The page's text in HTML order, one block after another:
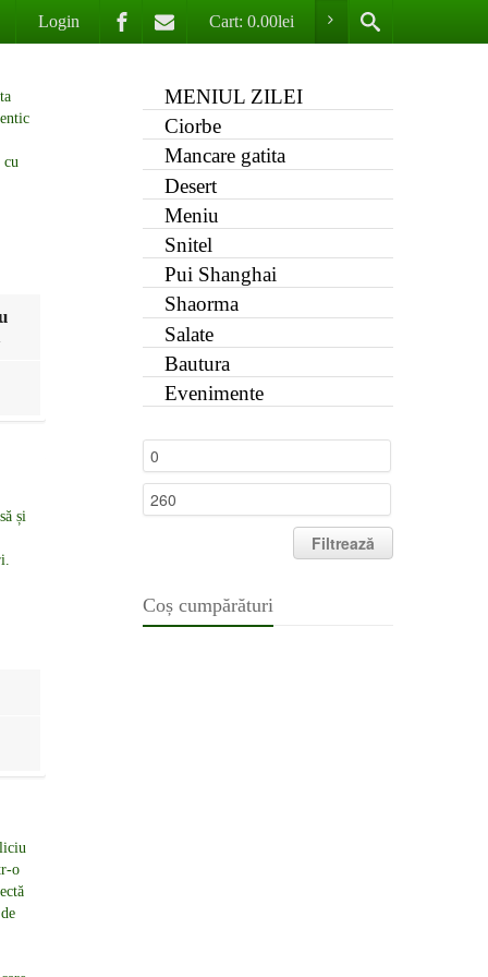
Login Cart: 0.00lei
MENIUL ZILEI
Ciorbe
Mancare gatita
Desert
Meniu
Snitel
Pui Shanghai
Shaorma
Salate
Bautura
Evenimente
Filtrează
Coș cumpărături